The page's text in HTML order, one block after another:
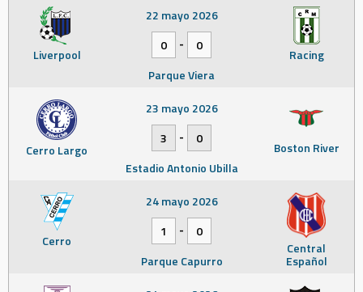
Liverpool Racing
22 mayo 2026
0
-
0
Parque Viera
Cerro Largo Boston River
23 mayo 2026
3
-
0
Estadio Antonio Ubilla
Cerro Central
Español
24 mayo 2026
1
-
0
Parque Capurro